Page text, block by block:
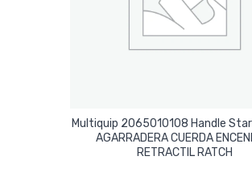
Multiquip 2065010108 Handle
AGARRADERA CUERDA
RETRACTIL RATCH
Leer Más